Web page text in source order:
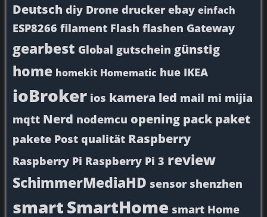
Deutsch diy Drone drucker ebay einfach
ESP8266 filament Flash flashen Gateway
gearbest Global gutschein günstig
home homekit Homematic hue IKEA
ioBroker ios kamera led mail mi mijia
mqtt Nerd nodemcu opening pack paket
pakete Post qualität Raspberry
Raspberry Pi Raspberry Pi 3 review
SchimmerMediaHD sensor shenzhen
smartSmartHome smart Home